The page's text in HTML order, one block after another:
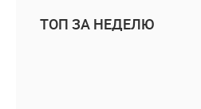
ТОП ЗА НЕДЕЛЮ